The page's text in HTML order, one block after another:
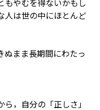
もやむを得ないかもし
人は世の中にほとんど
ぬまま長期間にわたっ
，自分の「正しさ」